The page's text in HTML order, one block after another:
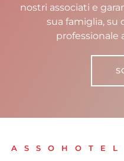
nostri associati e
sua famiglia, su
professionale
ASSOHOTEL